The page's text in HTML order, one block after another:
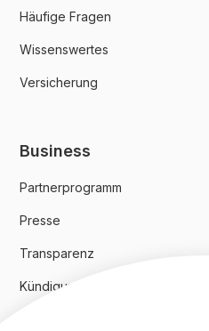
Häufige Fragen
Wissenswertes
Versicherung
Business
Partnerprogramm
Presse
Transparenz
Kündigungsindex 2024